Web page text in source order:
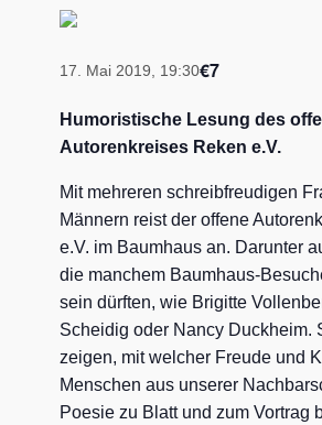
17. Mai 2019, 19:30€7
Humoristische Lesung des
Autorenkreises Reken e.V.
Mit mehreren schreibfreudigen
Männern reist der offene
e.V. im Baumhaus an. Darunter
die manchem Baumhaus-
sein dürften, wie Brigitte
Scheidig oder Nancy Duckheim.
zeigen, mit welcher Freude und
Menschen aus unserer
Poesie zu Blatt und zum Vortrag